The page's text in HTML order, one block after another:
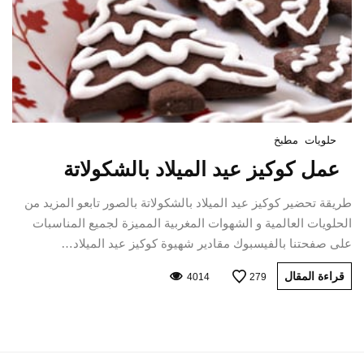
حلويات مطبخ
عمل كوكيز عيد الميلاد بالشكولاتة
طريقة تحضير كوكيز عيد الميلاد بالشكولاتة بالصور تابعو المزيد من
الحلويات العالمية و الشهوات المغربية المميزة لجميع المناسبات
على صفحتنا بالفيسبوك مقادير شهيوة كوكيز عيد الميلاد…
قراءة المقال 279
4014